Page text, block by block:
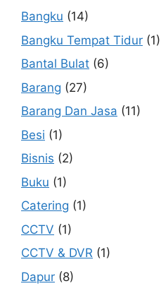
Bangku (14)
Bangku Tempat Tidur (1)
Bantal Bulat (6)
Barang (27)
Barang Dan Jasa (11)
Besi (1)
Bisnis (2)
Buku (1)
Catering (1)
CCTV (1)
CCTV & DVR (1)
Dapur (8)